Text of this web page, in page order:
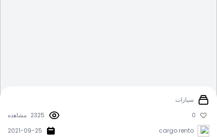
سيارات
0
2325 مشاهده
cargo rento
2021-09-25